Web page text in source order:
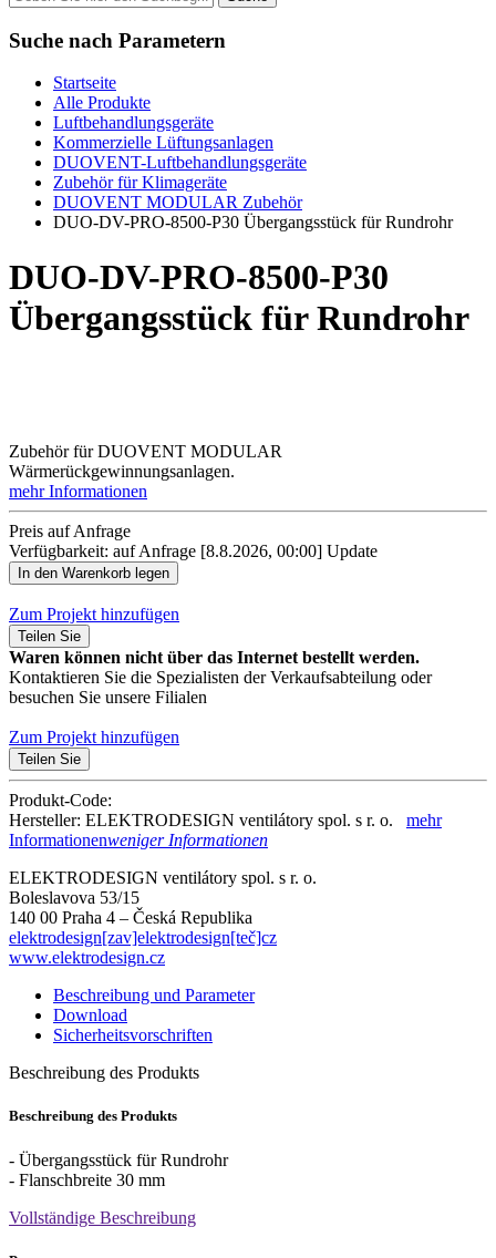
Suche nach Parametern
Startseite
Alle Produkte
Luftbehandlungsgeräte
Kommerzielle Lüftungsanlagen
DUOVENT-Luftbehandlungsgeräte
Zubehör für Klimageräte
DUOVENT MODULAR Zubehör
DUO-DV-PRO-8500-P30 Übergangsstück für Rundrohr
DUO-DV-PRO-8500-P30
Übergangsstück für Rundrohr
Zubehör für DUOVENT MODULAR
Wärmerückgewinnungsanlagen.
mehr Informationen
Preis auf Anfrage
Verfügbarkeit: auf Anfrage [8.8.2026, 00:00] Update
Zum Projekt hinzufügen
Teilen Sie
Waren können nicht über das Internet bestellt werden.
Kontaktieren Sie die Spezialisten der Verkaufsabteilung oder
besuchen Sie unsere Filialen
Zum Projekt hinzufügen
Teilen Sie
Produkt-Code:
Hersteller: ELEKTRODESIGN ventilátory spol. s r. o. mehr
Informationenweniger Informationen
ELEKTRODESIGN ventilátory spol. s r. o.
Boleslavova 53/15
140 00 Praha 4 – Česká Republika
elektrodesign[zav]elektrodesign[teč]cz
www.elektrodesign.cz
Beschreibung und Parameter
Download
Sicherheitsvorschriften
Beschreibung des Produkts
Beschreibung des Produkts
- Übergangsstück für Rundrohr
- Flanschbreite 30 mm
Vollständige Beschreibung